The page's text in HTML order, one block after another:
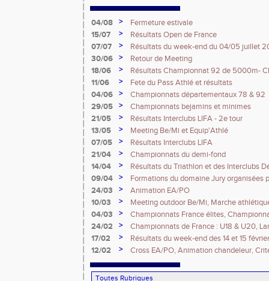
04/08 >
Fermeture estivale
15/07
>
Résultats Open de France
07/07
>
Résultats du week-end du 04/05 juillet
30/06
>
Retour de Meeting
18/06
>
Résultats Championnat 92 de 5000m-
France Espoirs - Régionaux -
11/06 >
Fete du Pass Athlé et résultats
04/06
>
Championnats départementaux 78 & 92
29/05
>
Championnats bejamins et minimes
21/05
>
Résultats Interclubs LIFA - 2e tour
13/05
>
Meeting Be/Mi et Equip'Athlé
07/05
>
Résultats Interclubs LIFA
21/04
>
Championnats du demi-fond
14/04
>
Résultats du Triathlon et des Interclubs
09/04
>
Formations du domaine Jury organisées
24/03
>
Animation EA/PO
10/03
>
Meeting outdoor Be/Mi, Marche
04/03
>
Championnats France élites,
24/02
>
Championnats de France : U18 & U20,
Masters
17/02 >
Résultats du week-end des 14 et 15 février
12/02
>
Cross EA/PO, Animation chandeleur,